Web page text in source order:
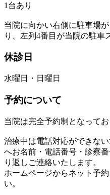
1台あり
当院に向かい右側に駐車場
り、左列4番目が当院の駐車
休診日
水曜日・日曜日
予約について
当院は完全予約制となってお
治療中は電話対応ができな
へお名前・電話番号・診察
り返しご連絡いたします。
ホームページからネット予
い。